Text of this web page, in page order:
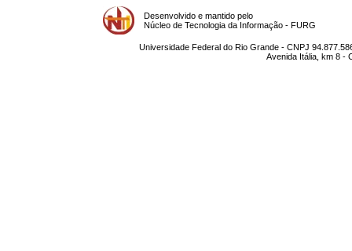
Desenvolvido e mantido pelo
Núcleo de Tecnologia da Informação - FURG
Universidade Federal do Rio Grande - CNPJ
Avenida Itália, km 8 -